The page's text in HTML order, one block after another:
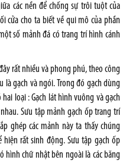
các nền để chống sự trôi tuột của
cửa cho ta biết về qui mô của phần
số mảnh đá có trang trí hình cánh
rất nhiều và phong phú, theo công
là gạch và ngói. Trong đó gạch dùng
loại : Gạch lát hình vuông và gạch
Sưu tập mảnh gạch ốp trang trí
ghép các mảnh này ta thấy chúng
rất sinh động. Sưu tập gạch ốp
chữ nhật bên ngoài là các băng